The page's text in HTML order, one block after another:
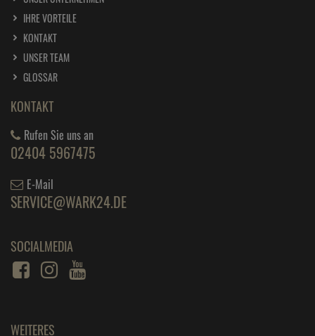
IHRE VORTEILE
KONTAKT
UNSER TEAM
GLOSSAR
KONTAKT
Rufen Sie uns an
02404 5967475
E-Mail
SERVICE@WARK24.DE
SOCIALMEDIA
WEITERES